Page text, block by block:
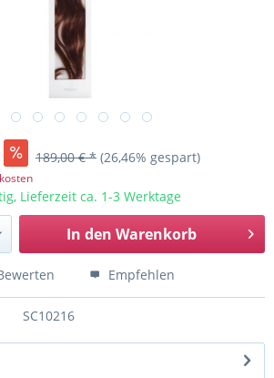
189,00 € * (26,46% gespart)
Lieferzeit ca. 1-3 Werktage
In den Warenkorb
Empfehlen
SC10216